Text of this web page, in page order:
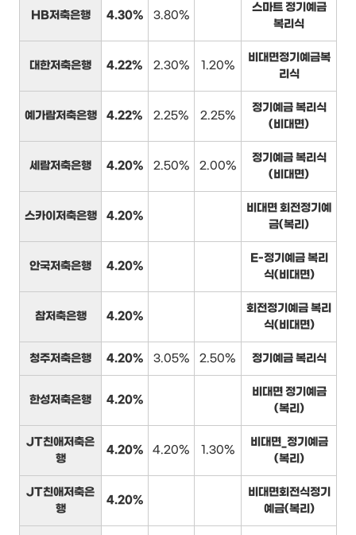
HB저축은행 4.30% 3.80%
스마트 정기예금
복리식
대한저축은행 4.22% 2.30% 1.20%
비대면정기예금복
리식
예가람저축은행 4.22% 2.25% 2.25%
정기예금 복리식
(비대면)
세람저축은행 4.20% 2.50% 2.00%
정기예금 복리식
(비대면)
스카이저축은행 4.20%
비대면 회전정기예
금(복리)
안국저축은행 4.20%
E-정기예금 복리
식(비대면)
참저축은행 4.20%
회전정기예금 복리
식(비대면)
청주저축은행 4.20% 3.05% 2.50% 정기예금 복리식
한성저축은행 4.20%
비대면 정기예금
(복리)
JT친애저축은
행
4.20% 4.20% 1.30%
비대면_정기예금
(복리)
JT친애저축은
행
4.20%
비대면회전식정기
예금(복리)